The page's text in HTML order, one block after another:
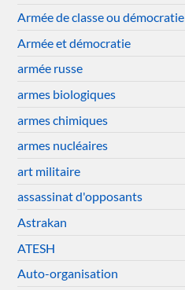
Armée de classe ou démocratie
Armée et démocratie
armée russe
armes biologiques
armes chimiques
armes nucléaires
art militaire
assassinat d'opposants
Astrakan
ATESH
Auto-organisation